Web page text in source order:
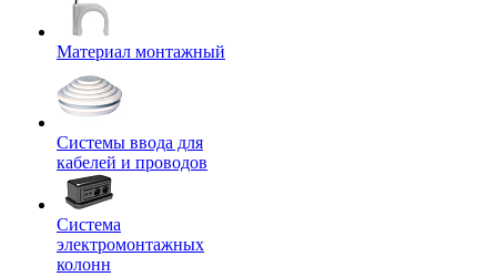
Материал монтажный
Системы ввода для
кабелей и проводов
Система
электромонтажных
колонн